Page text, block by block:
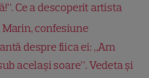
Ce a descoperit artista
confesiune
despre fiica ei: „Am
același soare”. Vedeta și